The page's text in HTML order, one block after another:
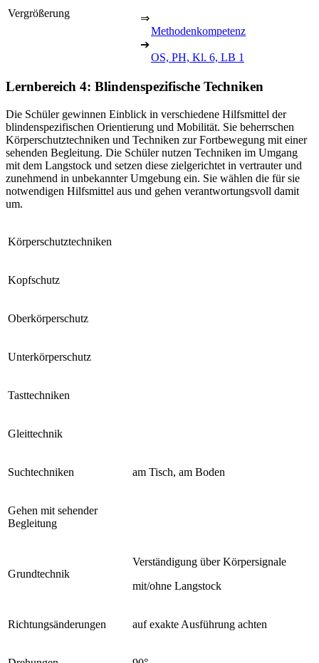
Vergrößerung
⇒
Methodenkompetenz
➔
OS, PH, Kl. 6, LB 1
Lernbereich 4: Blindenspezifische Techniken
Die Schüler gewinnen Einblick in verschiedene Hilfsmittel der
blindenspezifischen Orientierung und Mobilität. Sie beherrschen
Körperschutztechniken und Techniken zur Fortbewegung mit einer
sehenden Begleitung. Die Schüler nutzen Techniken im Umgang
mit dem Langstock und setzen diese zielgerichtet in vertrauter und
zunehmend in unbekannter Umgebung ein. Sie wählen die für sie
notwendigen Hilfsmittel aus und gehen verantwortungsvoll damit
um.
Körperschutztechniken
Kopfschutz
Oberkörperschutz
Unterkörperschutz
Tasttechniken
Gleittechnik
Suchtechniken am Tisch, am Boden
Gehen mit sehender
Begleitung
Grundtechnik
Verständigung über Körpersignale
mit/ohne Langstock
Richtungsänderungen auf exakte Ausführung achten